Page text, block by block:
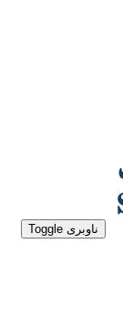
ناوبری Toggle